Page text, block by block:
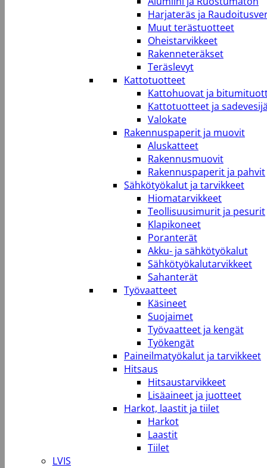
Harjateräs ja
Muut terästuotteet
Oheistarvikkeet
Rakenneteräkset
Teräslevyt
Kattotuotteet
Kattohuovat ja
Kattotuotteet ja
Valokate
Rakennuspaperit ja muovit
Aluskatteet
Rakennusmuovit
Rakennuspaperit ja pahvit
Sähkötyökalut ja tarvikkeet
Hiomatarvikkeet
Teollisuusimurit ja pesurit
Klapikoneet
Poranterät
Akku- ja sähkötyökalut
Sähkötyökalutarvikkeet
Sahanterät
Työvaatteet
Käsineet
Suojaimet
Työvaatteet ja kengät
Työkengät
Paineilmatyökalut ja tarvikkeet
Hitsaus
Hitsaustarvikkeet
Lisäaineet ja juotteet
Harkot, laastit ja tiilet
Harkot
Laastit
Tiilet
LVIS